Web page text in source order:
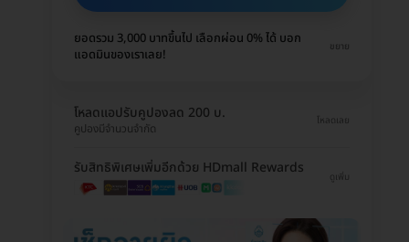
ยอดรวม 3,000 บาทขึ้นไป เลือกผ่อน 0% ได้ บอก
แอดมินของเราเลย!
ขยาย
โหลดแอปรับคูปองลด 200 บ.
คูปองมีจำนวนจำกัด
โหลดเลย
รับสิทธิพิเศษเพิ่มอีกด้วย HDmall Rewards
ดูเพิ่ม